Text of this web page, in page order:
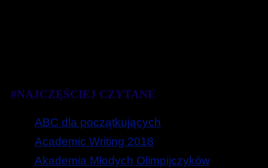
#NAJCZĘŚCIEJ CZYTANE
ABC dla początkujących
Academic Writing 2018
Akademia Młodych Olimpijczyków